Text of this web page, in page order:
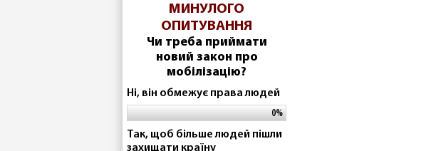
МИНУЛОГО
ОПИТУВАННЯ
Чи треба приймати
новий закон про
мобілізацію?
Ні, він обмежує права людей
0%
Так, щоб більше людей пішли
захищати країну